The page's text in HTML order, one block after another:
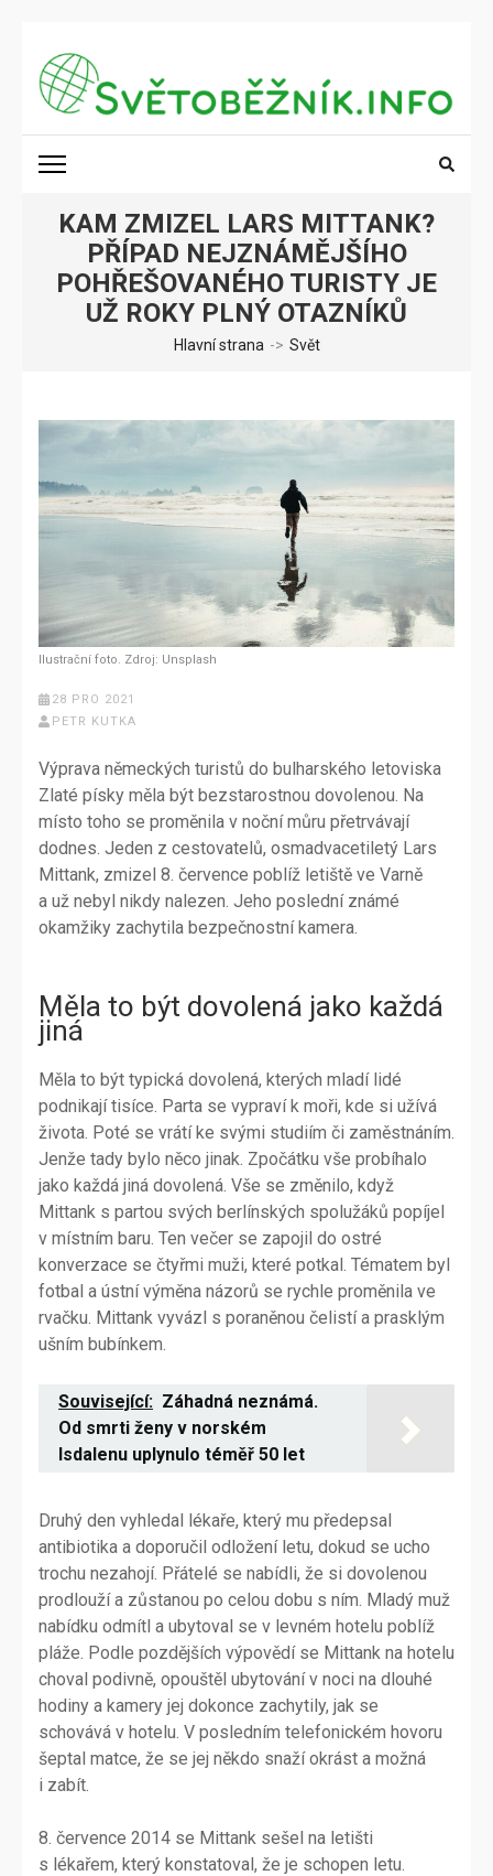
obsah
(stiskněte
Enter)
SVĚTOBĚŽNÍK.INFO
KAM ZMIZEL LARS MITTANK?
PŘÍPAD NEJZNÁMĚJŠÍHO
POHŘEŠOVANÉHO TURISTY JE
UŽ ROKY PLNÝ OTAZNÍKŮ
Hlavní strana -> Svět
Ilustrační foto. Zdroj: Unsplash
28 PRO 2021
PETR KUTKA
Výprava německých turistů do bulharského letoviska
Zlaté písky měla být bezstarostnou dovolenou. Na
místo toho se proměnila v noční můru přetrvávají
dodnes. Jeden z cestovatelů, osmadvacetiletý Lars
Mittank, zmizel 8. července poblíž letiště ve Varně
a už nebyl nikdy nalezen. Jeho poslední známé
okamžiky zachytila bezpečnostní kamera.
Měla to být dovolená jako každá
jiná
Měla to být typická dovolená, kterých mladí lidé
podnikají tisíce. Parta se vypraví k moři, kde si užívá
života. Poté se vrátí ke svými studiím či zaměstnáním.
Jenže tady bylo něco jinak. Zpočátku vše probíhalo
jako každá jiná dovolená. Vše se změnilo, když
Mittank s partou svých berlínských spolužáků popíjel
v místním baru. Ten večer se zapojil do ostré
konverzace se čtyřmi muži, které potkal. Tématem byl
fotbal a ústní výměna názorů se rychle proměnila ve
rvačku. Mittank vyvázl s poraněnou čelistí a prasklým
ušním bubínkem.
Související: Záhadná neznámá.
Od smrti ženy v norském
Isdalenu uplynulo téměř 50 let
Druhý den vyhledal lékaře, který mu předepsal
antibiotika a doporučil odložení letu, dokud se ucho
trochu nezahojí. Přátelé se nabídli, že si dovolenou
prodlouží a zůstanou po celou dobu s ním. Mladý muž
nabídku odmítl a ubytoval se v levném hotelu poblíž
pláže. Podle pozdějších výpovědí se Mittank na hotelu
choval podivně, opouštěl ubytování v noci na dlouhé
hodiny a kamery jej dokonce zachytily, jak se
schovává v hotelu. V posledním telefonickém hovoru
šeptal matce, že se jej někdo snaží okrást a možná
i zabít.
8. července 2014 se Mittank sešel na letišti
s lékařem, který konstatoval, že je schopen letu.